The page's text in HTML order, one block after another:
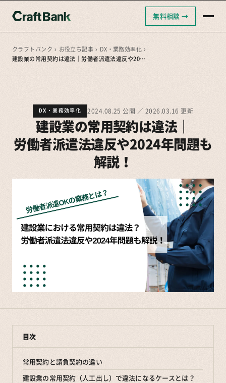
クラフトバンクAI
クラフトバンク採用支援
無料相談 →
クラフトバンク › お役立ち記事 › DX・業務効率化 ›
建設業の常用契約は違法｜労働者派遣法違反や2024年問題も解説！
DX・業務効率化 2024.08.25 公開 ／ 2026.03.16 更新
建設業の常用契約は違法｜
労働者派遣法違反や2024年問題も
解説！
目次
常用契約と請負契約の違い
建設業の常用契約（人工出し）で違法になるケースとは？